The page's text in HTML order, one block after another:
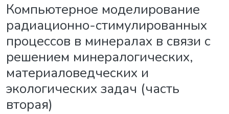
Компьютерное моделирование
радиационно-стимулированных
процессов в минералах в связи с
решением минералогических,
материаловедческих и
экологических задач (часть
вторая)